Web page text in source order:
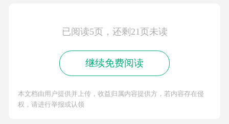
已阅读5页，还剩21页未读
继续免费阅读
本文档由用户提供并上传，收益归属内容提供方，若内容存在侵
权，请进行举报或认领